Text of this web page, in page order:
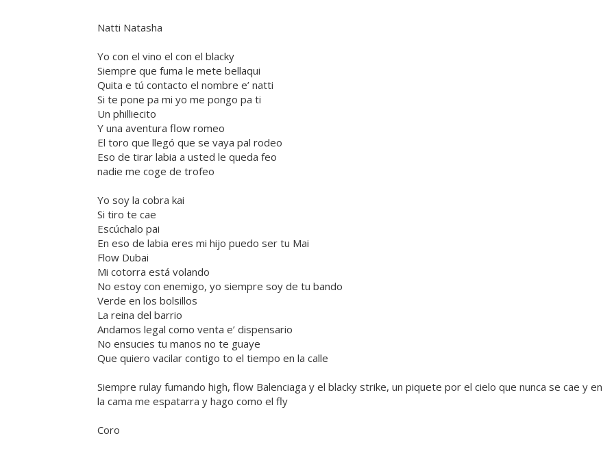
Natti Natasha
Yo con el vino el con el blacky
Siempre que fuma le mete bellaqui
Quita e tú contacto el nombre e’ natti
Si te pone pa mi yo me pongo pa ti
Un philliecito
Y una aventura flow romeo
El toro que llegó que se vaya pal rodeo
Eso de tirar labia a usted le queda feo
nadie me coge de trofeo
Yo soy la cobra kai
Si tiro te cae
Escúchalo pai
En eso de labia eres mi hijo puedo ser tu Mai
Flow Dubai
Mi cotorra está volando
No estoy con enemigo, yo siempre soy de tu bando
Verde en los bolsillos
La reina del barrio
Andamos legal como venta e’ dispensario
No ensucies tu manos no te guaye
Que quiero vacilar contigo to el tiempo en la calle
Siempre rulay fumando high, flow Balenciaga y el blacky strike, un piquete por el cielo que nunca se cae y en
la cama me espatarra y hago como el fly
Coro